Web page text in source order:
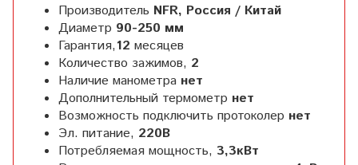
Производитель NFR, Россия / Китай
Диаметр 90-250 мм
Гарантия,12 месяцев
Количество зажимов, 2
Наличие манометра нет
Дополнительный термометр нет
Возможность подключить протоколер нет
Эл. питание, 220В
Потребляемая мощность, 3,3кВт